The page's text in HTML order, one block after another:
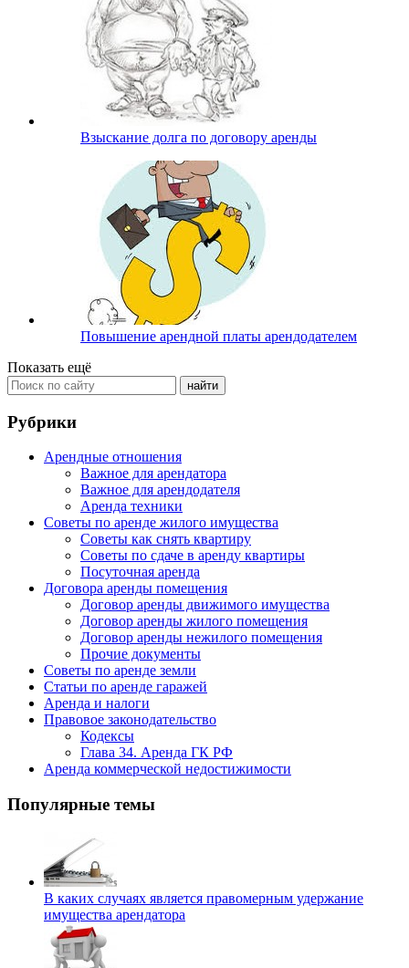
Взыскание долга по договору аренды
Повышение арендной платы арендодателем
Показать ещё
Рубрики
Арендные отношения
Важное для арендатора
Важное для арендодателя
Аренда техники
Советы по аренде жилого имущества
Советы как снять квартиру
Советы по сдаче в аренду квартиры
Посуточная аренда
Договора аренды помещения
Договор аренды движимого имущества
Договор аренды жилого помещения
Договор аренды нежилого помещения
Прочие документы
Советы по аренде земли
Статьи по аренде гаражей
Аренда и налоги
Правовое законодательство
Кодексы
Глава 34. Аренда ГК РФ
Аренда коммерческой недостижимости
Популярные темы
В каких случаях является правомерным удержание
имущества арендатора